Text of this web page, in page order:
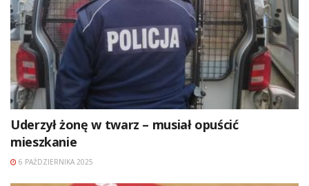
Uderzył żonę w twarz – musiał opuścić
mieszkanie
6 PAŹDZIERNIKA 2025